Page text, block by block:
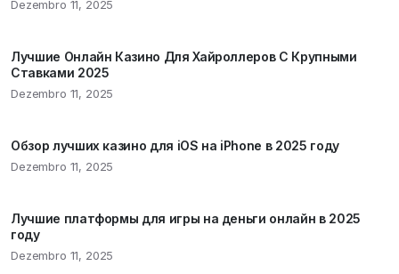
Dezembro 11, 2025
Лучшие Онлайн Казино Для Хайроллеров С Крупными
Ставками 2025
Dezembro 11, 2025
Обзор лучших казино для iOS на iPhone в 2025 году
Dezembro 11, 2025
Лучшие платформы для игры на деньги онлайн в 2025
году
Dezembro 11, 2025